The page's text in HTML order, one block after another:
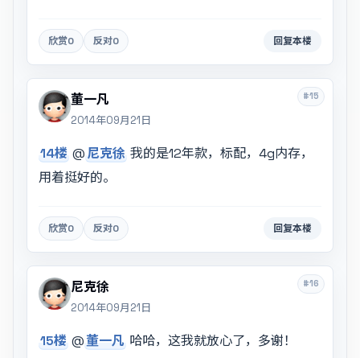
欣赏0 反对0 回复本楼
#15
董一凡
2014年09月21日
14楼 @尼克徐 我的是12年款，标配，4g内存，
用着挺好的。
欣赏0 反对0 回复本楼
#16
尼克徐
2014年09月21日
15楼 @董一凡 哈哈，这我就放心了，多谢！